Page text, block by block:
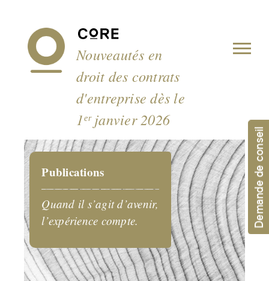
Nouveautés en
droit des contrats
d'entreprise dès le
1ᵉʳ janvier 2026
Publications
Quand il s’agit d’avenir,
l’expérience compte.
Demande de conseil